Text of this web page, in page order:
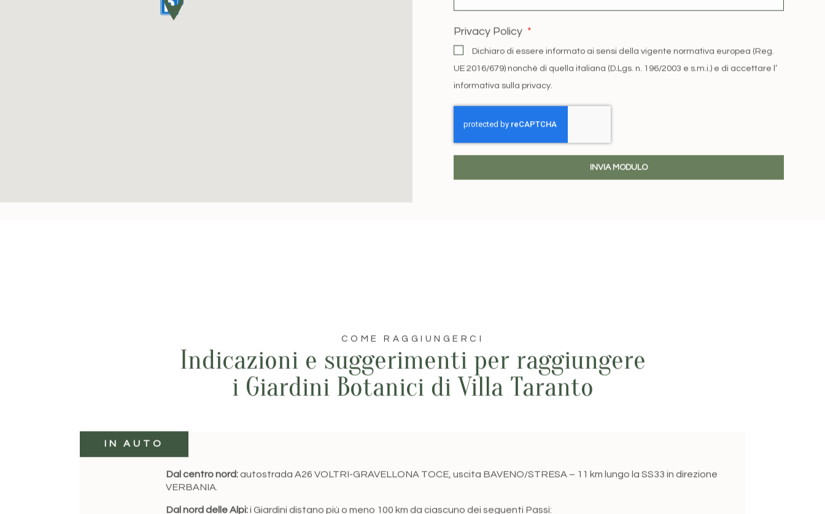
Privacy Policy
Dichiaro di essere informato ai sensi della vigente normativa europea (Reg.
UE 2016/679) nonchè di quella italiana (D.Lgs. n. 196/2003 e s.m.i.) e di accettare l’
informativa sulla privacy
INVIA MODULO
COME RAGGIUNGERCI
Indicazioni e suggerimenti per raggiungere
i Giardini Botanici di Villa Taranto
Dal centro nord:autostrada A26 VOLTRI-GRAVELLONA TOCE, uscita BAVENO/STRESA – 11 km lungo la SS33 in direzione
VERBANIA.
Dal nord delle Alpi:i Giardini distano più o meno 100 km da ciascuno dei seguenti Passi:
IN AUTO